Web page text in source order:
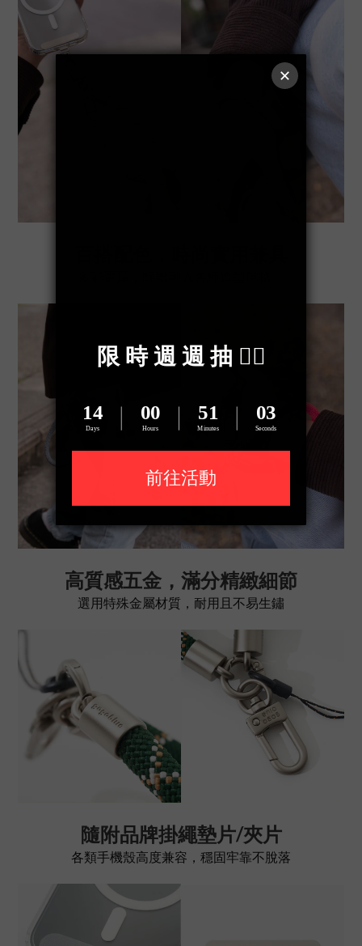
高質感五金，滿分精緻細節
選用特殊金屬材質，耐用且不易生鏽
隨附品牌掛繩墊片/夾片
各類手機殼高度兼容，穩固牢靠不脫落